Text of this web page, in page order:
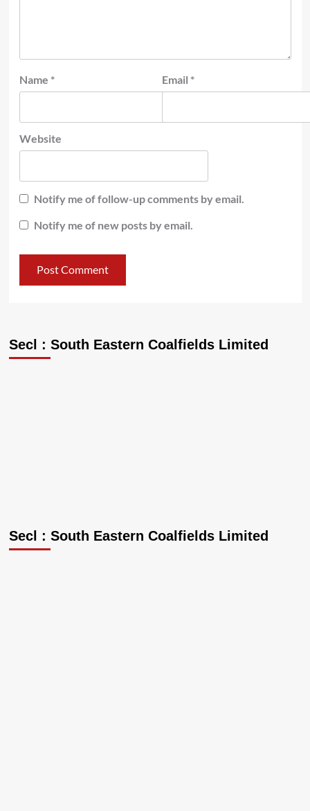
Name * Email *
Website
Notify me of follow-up comments by email.
Notify me of new posts by email.
Secl : South Eastern Coalfields Limited
Secl : South Eastern Coalfields Limited